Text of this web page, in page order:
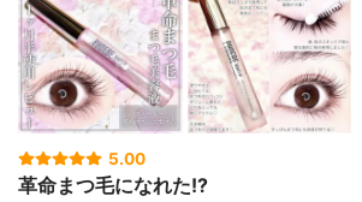
5.00
革命まつ毛になれた!?